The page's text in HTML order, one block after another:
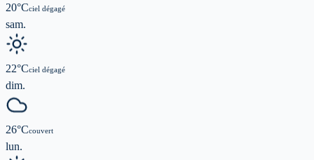
20°Cciel dégagé
sam.
22°Cciel dégagé
dim.
26°Ccouvert
lun.